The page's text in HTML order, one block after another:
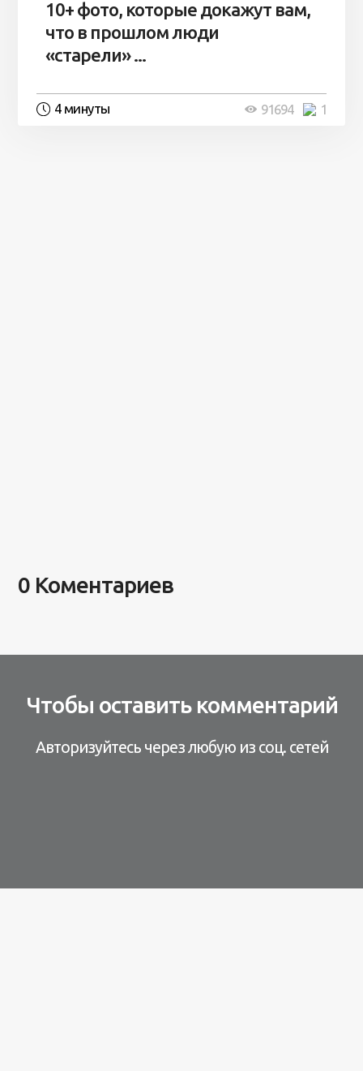
10+ фото, которые докажут вам,
что в прошлом люди
«старели» ...
4 минуты 1
91694
0 Коментариев
Чтобы оставить комментарий
Авторизуйтесь через любую из соц. сетей